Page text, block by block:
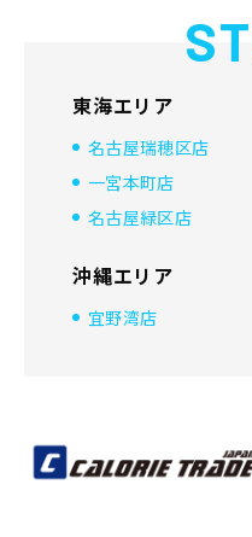
東海エリア
名古屋瑞穂区店
一宮本町店
名古屋緑区店
沖縄エリア
宜野湾店